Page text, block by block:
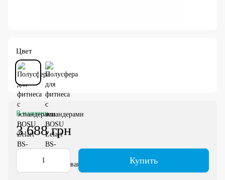
Цвет
В наличии
3 688 грн
Купить